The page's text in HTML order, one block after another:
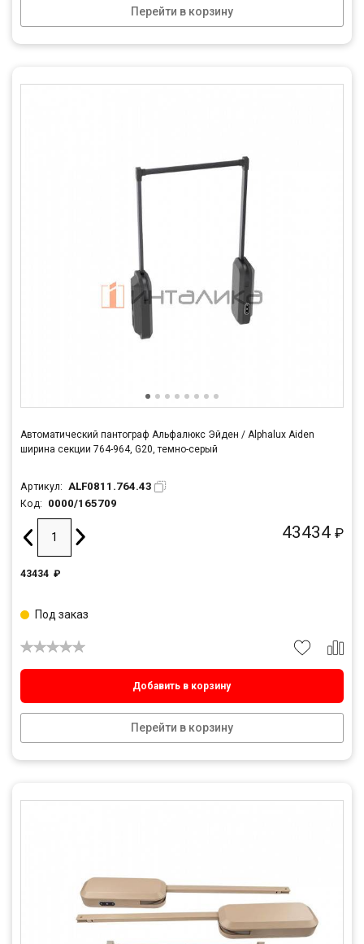
Перейти в корзину
Автоматический пантограф Альфалюкс Эйден / Alphalux Aiden
ширина секции 764-964, G20, темно-серый
Артикул: ALF0811.764.43
Код: 0000/165709
43434 ₽
43434 ₽
Добавить в корзину
Перейти в корзину
Под заказ